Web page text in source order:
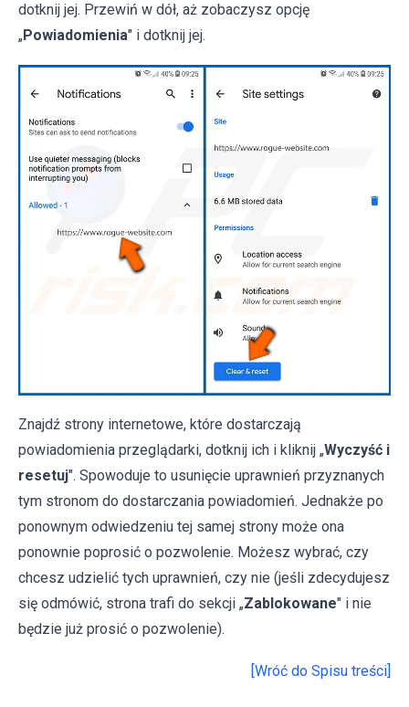
dotknij jej. Przewiń w dół, aż zobaczysz opcję
„Powiadomienia" i dotknij jej.
Znajdź strony internetowe, które dostarczają
powiadomienia przeglądarki, dotknij ich i kliknij „Wyczyść i
resetuj". Spowoduje to usunięcie uprawnień przyznanych
tym stronom do dostarczania powiadomień. Jednakże po
ponownym odwiedzeniu tej samej strony może ona
ponownie poprosić o pozwolenie. Możesz wybrać, czy
chcesz udzielić tych uprawnień, czy nie (jeśli zdecydujesz
się odmówić, strona trafi do sekcji „Zablokowane" i nie
będzie już prosić o pozwolenie).
[Wróć do Spisu treści]